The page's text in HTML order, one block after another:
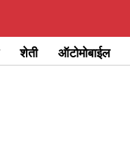
शेती ऑटोमोबाईल